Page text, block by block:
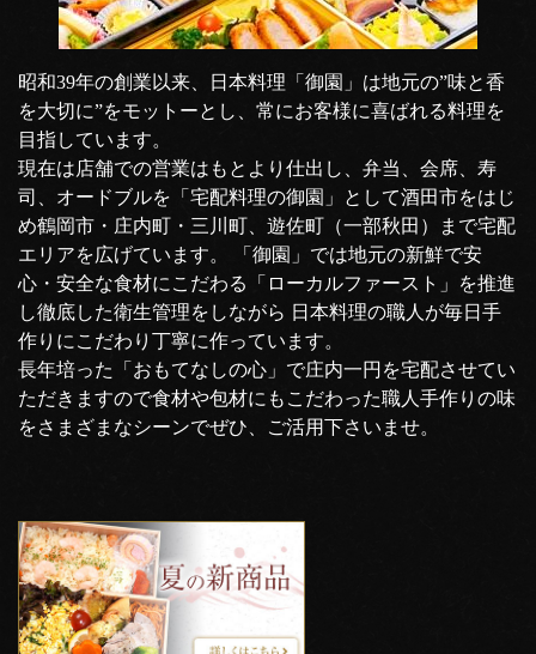
昭和39年の創業以来、日本料理「御園」は地元の”味と香
を大切に”をモットーとし、常にお客様に喜ばれる料理を
目指しています。
現在は店舗での営業はもとより仕出し、弁当、会席、寿
司、オードブルを「宅配料理の御園」として酒田市をはじ
め鶴岡市・庄内町・三川町、遊佐町（一部秋田）まで宅配
エリアを広げています。 「御園」では地元の新鮮で安
心・安全な食材にこだわる「ローカルファースト」を推進
し徹底した衛生管理をしながら 日本料理の職人が毎日手
作りにこだわり丁寧に作っています。
長年培った「おもてなしの心」で庄内一円を宅配させてい
ただきますので食材や包材にもこだわった職人手作りの味
をさまざまなシーンでぜひ、ご活用下さいませ。